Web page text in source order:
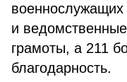
военнослужащих
и
грамоты, а 211
благодарность.